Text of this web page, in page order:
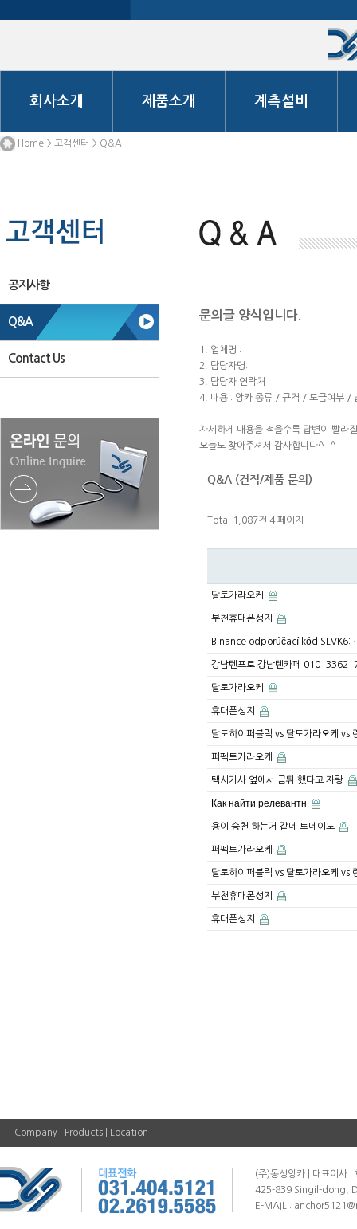
회사소개 제품소개 계측설비
Home > 고객센터 > Q&A
공지사항
Q&A
Contact Us
문의글 양식입니다.
1. 업체명 :
2. 담당자명:
3. 담당자 연락처 :
4. 내용 : 앙카 종류 / 규격 / 도금여부 /
자세하게 내용을 적을수록 답변이 빨라
오늘도 찾아주셔서 감사합니다^_^
Q&A (견적/제품 문의)
Total 1,087건 4 페이지
달토가라오케
부천휴대폰성지
Binance odporúčací kód
강남텐프로 강남텐카페
달토가라오케
휴대폰성지
달토하이퍼블릭 vs 달토가라오케
퍼펙트가라오케
택시기사 옆에서 금튀 했다고 자랑
Как найти релевантн
용이 승천 하는거 같네 토네이도
퍼펙트가라오케
달토하이퍼블릭 vs 달토가라오케
부천휴대폰성지
휴대폰성지
Company Products Location
(주)동성앙카 | 대표이사
425-839 Singil-dong,
E-MAIL :